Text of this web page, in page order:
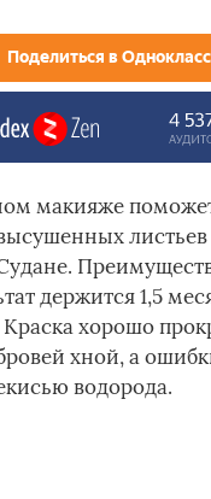
Поделиться в
макияже
держится 1,5
Краска хорошо
хной, а
водорода.